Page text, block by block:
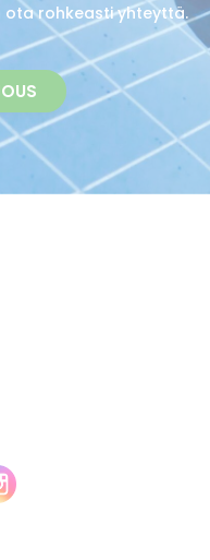
ota rohkeasti yhteyttä.